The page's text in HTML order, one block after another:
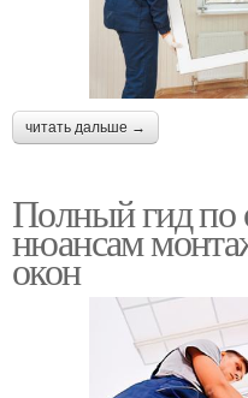
читать дальше →
Полный гид по
нюансам
окон